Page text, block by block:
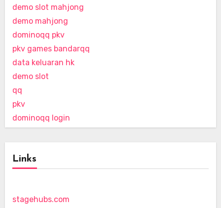
demo slot mahjong
demo mahjong
dominoqq pkv
pkv games bandarqq
data keluaran hk
demo slot
qq
pkv
dominoqq login
Links
stagehubs.com